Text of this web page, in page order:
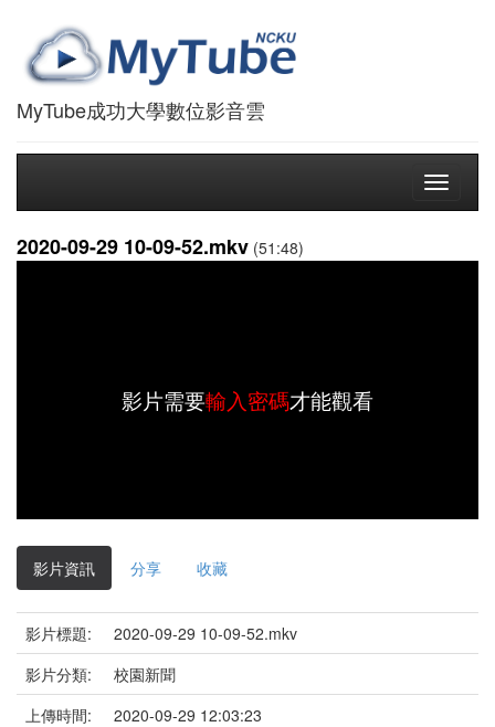
MyTube成功大學數位影音雲
Toggle
2020-09-29 10-09-52.mkv (51:48)
影片需要輸入密碼才能觀看
影片資訊 分享 收藏
影片標題:
2020-09-29 10-09-52.mkv
影片分類:
校園新聞
上傳時間:
2020-09-29 12:03:23